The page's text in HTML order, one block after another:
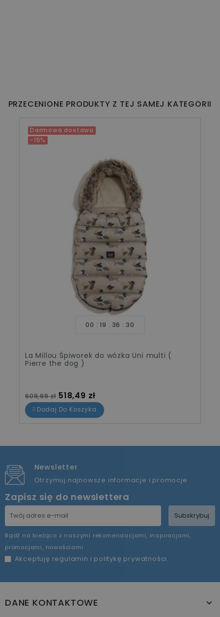
PRZECENIONE PRODUKTY Z TEJ SAMEJ KATEGORII
Darmowa dostawa
-15%
00 19 36 30
La Millou Śpiworek do wózka Uni multi (
Pierre the dog )
Cena standardowa
609,99 zł Cena
518,49 zł
Dodaj Do Koszyka
Newsletter
Otrzymuj najnowsze informacje i promocje
Zapisz się do newslettera
Subskrybuj
Bądź na bieżąco z naszymi rekomendacjami, inspiracjami,
promocjami, nowościami.
Akceptuję regulamin i politykę prywatności.
DANE KONTAKTOWE